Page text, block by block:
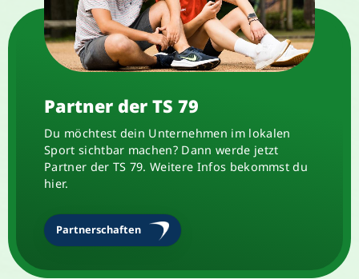
Partner der TS 79
Du möchtest dein Unternehmen im lokalen
Sport sichtbar machen? Dann werde jetzt
Partner der TS 79. Weitere Infos bekommst du
hier.
Partnerschaften